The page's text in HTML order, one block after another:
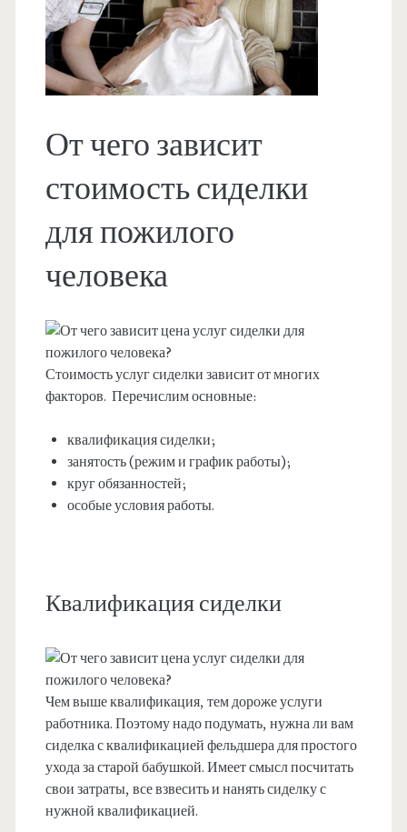
От чего зависит
стоимость сиделки
для пожилого
человека
Стоимость услуг сиделки зависит от многих
факторов. Перечислим основные:
квалификация сиделки;
занятость (режим и график работы);
круг обязанностей;
особые условия работы.
Квалификация сиделки
Чем выше квалификация, тем дороже услуги
работника. Поэтому надо подумать, нужна ли вам
сиделка с квалификацией фельдшера для простого
ухода за старой бабушкой. Имеет смысл посчитать
свои затраты, все взвесить и нанять сиделку с
нужной квалификацией.